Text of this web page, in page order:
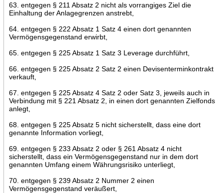
63. entgegen § 211 Absatz 2 nicht als vorrangiges Ziel die
Einhaltung der Anlagegrenzen anstrebt,
64. entgegen § 222 Absatz 1 Satz 4 einen dort genannten
Vermögensgegenstand erwirbt,
65. entgegen § 225 Absatz 1 Satz 3 Leverage durchführt,
66. entgegen § 225 Absatz 2 Satz 2 einen Devisenterminkontrakt
verkauft,
67. entgegen § 225 Absatz 4 Satz 2 oder Satz 3, jeweils auch in
Verbindung mit § 221 Absatz 2, in einen dort genannten Zielfonds
anlegt,
68. entgegen § 225 Absatz 5 nicht sicherstellt, dass eine dort
genannte Information vorliegt,
69. entgegen § 233 Absatz 2 oder § 261 Absatz 4 nicht
sicherstellt, dass ein Vermögensgegenstand nur in dem dort
genannten Umfang einem Währungsrisiko unterliegt,
70. entgegen § 239 Absatz 2 Nummer 2 einen
Vermögensgegenstand veräußert,